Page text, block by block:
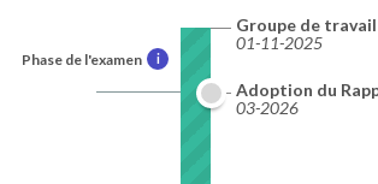
Phase de l'examen i
Groupe de travail
01-11-2025
Adoption du
03-2026